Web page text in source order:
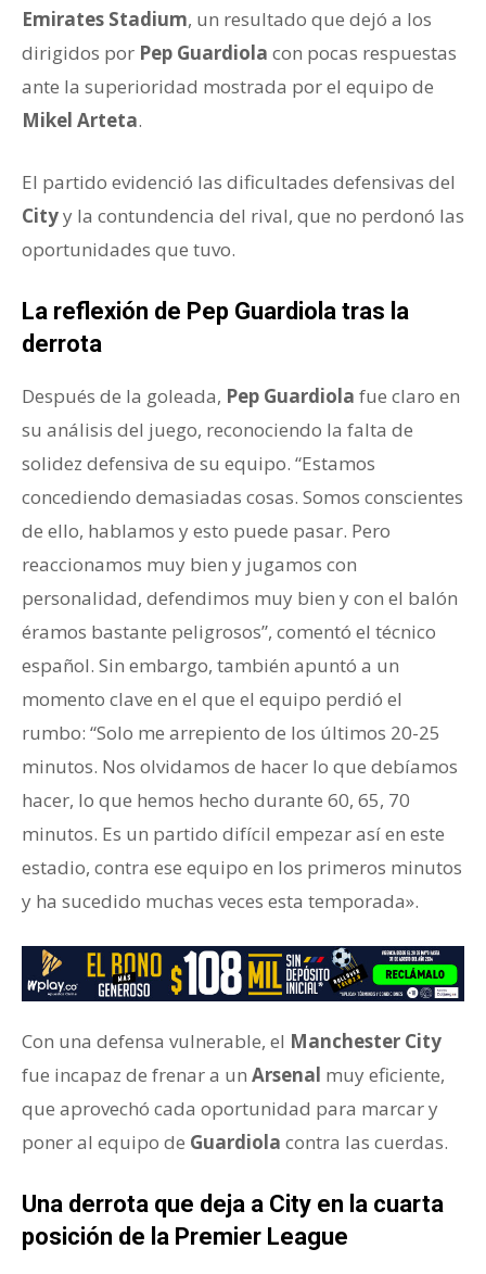
Emirates Stadium, un resultado que dejó a los
dirigidos por Pep Guardiola con pocas respuestas
ante la superioridad mostrada por el equipo de
Mikel Arteta.
El partido evidenció las dificultades defensivas del
Cityy la contundencia del rival, que no perdonó las
oportunidades que tuvo.
La reflexión de Pep Guardiola tras la
derrota
Después de la goleada, Pep Guardiola fue claro en
su análisis del juego, reconociendo la falta de
solidez defensiva de su equipo. “Estamos
concediendo demasiadas cosas. Somos conscientes
de ello, hablamos y esto puede pasar. Pero
reaccionamos muy bien y jugamos con
personalidad, defendimos muy bien y con el balón
éramos bastante peligrosos”, comentó el técnico
español. Sin embargo, también apuntó a un
momento clave en el que el equipo perdió el
rumbo: “Solo me arrepiento de los últimos 20-25
minutos. Nos olvidamos de hacer lo que debíamos
hacer, lo que hemos hecho durante 60, 65, 70
minutos. Es un partido difícil empezar así en este
estadio, contra ese equipo en los primeros minutos
y ha sucedido muchas veces esta temporada».
Con una defensa vulnerable, el Manchester City
fue incapaz de frenar a un Arsenal muy eficiente,
que aprovechó cada oportunidad para marcar y
poner al equipo de Guardiola contra las cuerdas.
Una derrota que deja a City en la cuarta
posición de la Premier League